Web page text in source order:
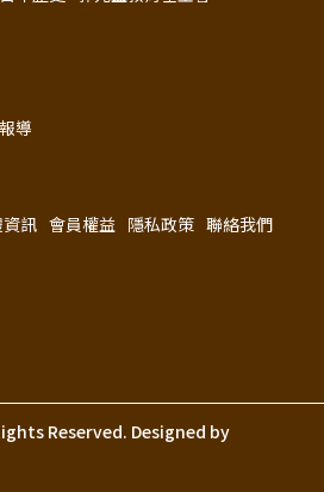
導
訊 會員權益 隱私政策 聯絡我們
Reserved. Designed by